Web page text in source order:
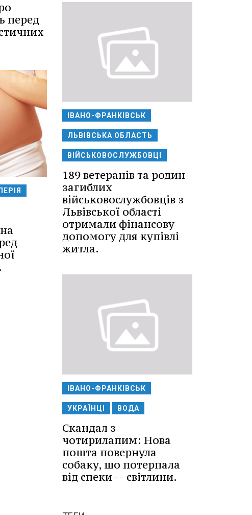
перед
ІВАНО-ФРАНКІВСЬК
ЛЬВІВСЬКА ОБЛАСТЬ
ВІЙСЬКОВОСЛУЖБОВЦІ
189 ветеранів та родин
загиблих
військовослужбовців з
Львівської області
отримали фінансову
допомогу для купівлі
житла.
ІВАНО-ФРАНКІВСЬК
УКРАЇНЦІ ВОДА
Скандал з
чотирилапим: Нова
пошта повернула
собаку, що потерпала
від спеки -- світлини.